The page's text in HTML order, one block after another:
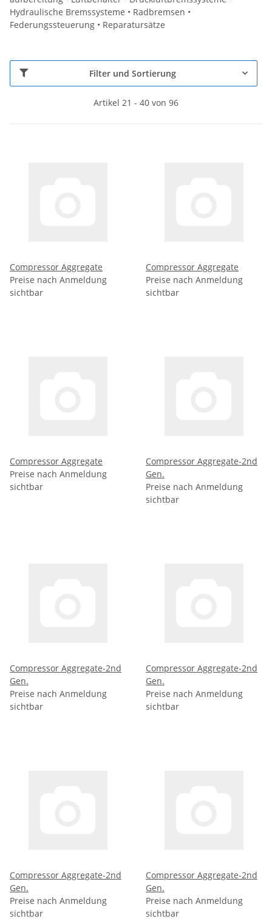
Hydraulische Bremssysteme • Radbremsen •
Federungssteuerung • Reparatursätze
Filter und Sortierung
Artikel 21 - 40 von 96
Compressor Aggregate
Preise nach Anmeldung
sichtbar
Compressor Aggregate
Preise nach Anmeldung
sichtbar
Compressor Aggregate
Preise nach Anmeldung
sichtbar
Compressor Aggregate-2nd
Gen.
Preise nach Anmeldung
sichtbar
Compressor Aggregate-2nd
Gen.
Preise nach Anmeldung
sichtbar
Compressor Aggregate-2nd
Gen.
Preise nach Anmeldung
sichtbar
Compressor Aggregate-2nd
Gen.
Preise nach Anmeldung
sichtbar
Compressor Aggregate-2nd
Gen.
Preise nach Anmeldung
sichtbar